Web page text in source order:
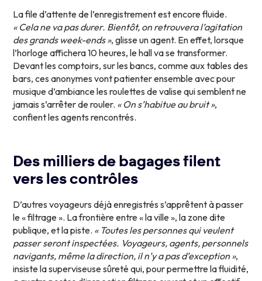
La file d’attente de l’enregistrement est encore fluide.
« Cela ne va pas durer. Bientôt, on retrouvera l’agitation
des grands week-ends », glisse un agent. En effet, lorsque
l’horloge affichera 10 heures, le hall va se transformer.
Devant les comptoirs, sur les bancs, comme aux tables des
bars, ces anonymes vont patienter ensemble avec pour
musique d’ambiance les roulettes de valise qui semblent ne
jamais s’arrêter de rouler. « On s’habitue au bruit »,
confient les agents rencontrés.
Des milliers de bagages filent
vers les contrôles
D’autres voyageurs déjà enregistrés s’apprêtent à passer
le « filtrage ». La frontière entre « la ville », la zone dite
publique, et la piste. « Toutes les personnes qui veulent
passer seront inspectées. Voyageurs, agents, personnels
navigants, même la direction, il n’y a pas d’exception »,
insiste la superviseuse sûreté qui, pour permettre la fluidité,